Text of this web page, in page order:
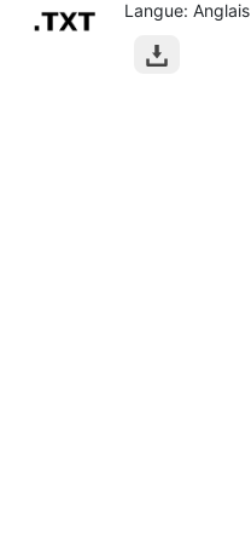
Langue: Anglais